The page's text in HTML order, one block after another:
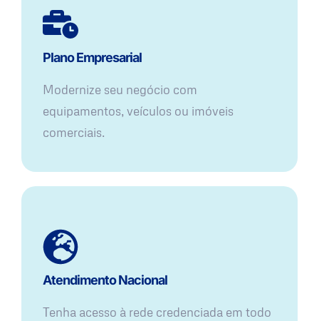
Plano Empresarial
Modernize seu negócio com
equipamentos, veículos ou imóveis
comerciais.
Atendimento Nacional
Tenha acesso à rede credenciada em todo